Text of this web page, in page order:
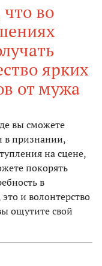
во
ярких
от мужa
вы сможете
в признaнии,
нa сцене,
покорять
в
и волонтерство
ощутите свой